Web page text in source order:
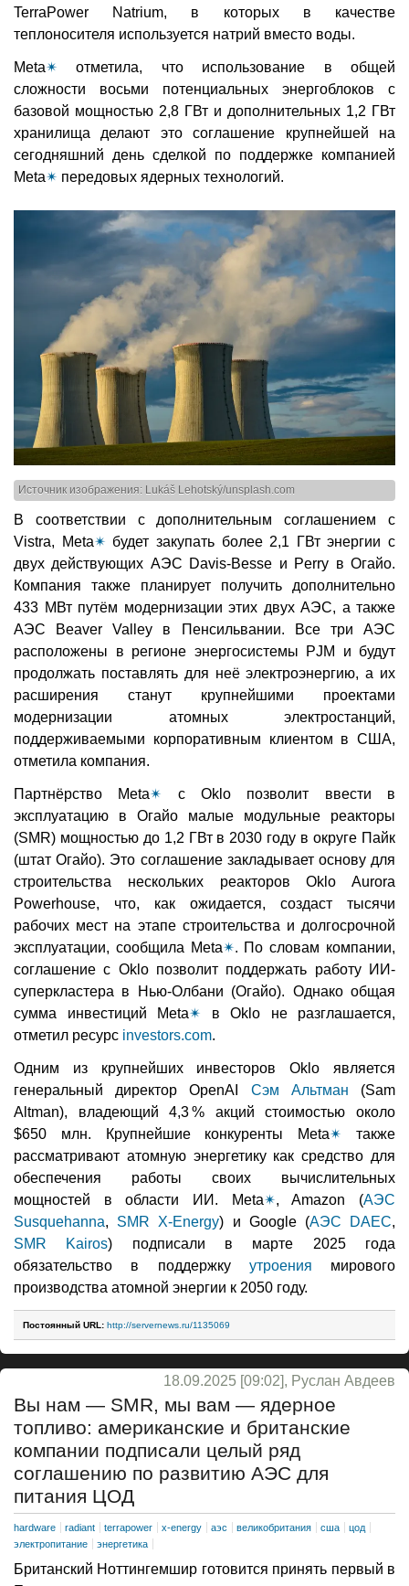
TerraPower Natrium, в которых в качестве
теплоносителя используется натрий вместо воды.
Meta✴ отметила, что использование в общей
сложности восьми потенциальных энергоблоков с
базовой мощностью 2,8 ГВт и дополнительных 1,2 ГВт
хранилища делают это соглашение крупнейшей на
сегодняшний день сделкой по поддержке компанией
Meta✴ передовых ядерных технологий.
Источник изображения: Lukáš Lehotský/unsplash.com
В соответствии с дополнительным соглашением с
Vistra, Meta✴ будет закупать более 2,1 ГВт энергии с
двух действующих АЭС Davis-Besse и Perry в Огайо.
Компания также планирует получить дополнительно
433 МВт путём модернизации этих двух АЭС, а также
АЭС Beaver Valley в Пенсильвании. Все три АЭС
расположены в регионе энергосистемы PJM и будут
продолжать поставлять для неё электроэнергию, а их
расширения станут крупнейшими проектами
модернизации атомных электростанций,
поддерживаемыми корпоративным клиентом в США,
отметила компания.
Партнёрство Meta✴ с Oklo позволит ввести в
эксплуатацию в Огайо малые модульные реакторы
(SMR) мощностью до 1,2 ГВт в 2030 году в округе Пайк
(штат Огайо). Это соглашение закладывает основу для
строительства нескольких реакторов Oklo Aurora
Powerhouse, что, как ожидается, создаст тысячи
рабочих мест на этапе строительства и долгосрочной
эксплуатации, сообщила Meta✴. По словам компании,
соглашение с Oklo позволит поддержать работу ИИ-
суперкластера в Нью-Олбани (Огайо). Однако общая
сумма инвестиций Meta✴ в Oklo не разглашается,
отметил ресурс investors.com.
Одним из крупнейших инвесторов Oklo является
генеральный директор OpenAI Сэм Альтман (Sam
Altman), владеющий 4,3 % акций стоимостью около
$650 млн. Крупнейшие конкуренты Meta✴ также
рассматривают атомную энергетику как средство для
обеспечения работы своих вычислительных
мощностей в области ИИ. Meta✴, Amazon (АЭС
Susquehanna, SMR X-Energy) и Google (АЭС DAEC,
SMR Kairos) подписали в марте 2025 года
обязательство в поддержку утроения мирового
производства атомной энергии к 2050 году.
Постоянный URL: http://servernews.ru/1135069
18.09.2025 [09:02], Руслан Авдеев
Вы нам — SMR, мы вам — ядерное
топливо: американские и британские
компании подписали целый ряд
соглашению по развитию АЭС для
питания ЦОД
hardware radiant terrapower x-energy аэс великобритания сша
цод
электропитание
энергетика
Британский Ноттингемшир готовится принять первый в